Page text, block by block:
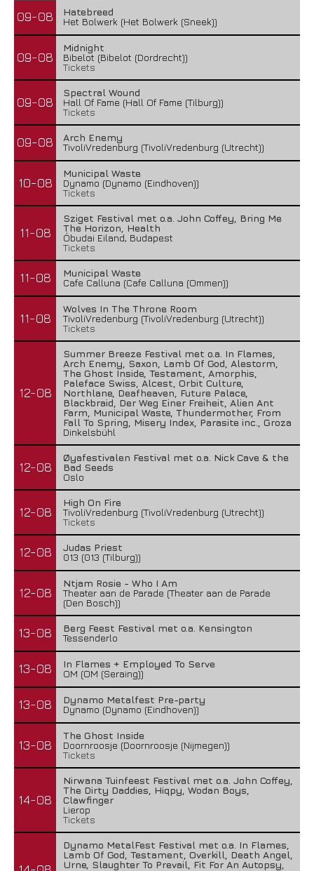
09-08
Hatebreed
Het Bolwerk (Het Bolwerk (Sneek))
09-08
Midnight
Bibelot (Bibelot (Dordrecht))
Tickets
09-08
Spectral Wound
Hall Of Fame (Hall Of Fame (Tilburg))
Tickets
09-08
Arch Enemy
TivoliVredenburg (TivoliVredenburg (Utrecht))
10-08
Municipal Waste
Dynamo (Dynamo (Eindhoven))
Tickets
11-08
Sziget Festival met o.a. John Coffey, Bring Me
The Horizon, Health
Óbudai Eiland, Budapest
Tickets
11-08
Municipal Waste
Cafe Calluna (Cafe Calluna (Ommen))
11-08
Wolves In The Throne Room
TivoliVredenburg (TivoliVredenburg (Utrecht))
Tickets
12-08
Summer Breeze Festival met o.a. In Flames,
Arch Enemy, Saxon, Lamb Of God, Alestorm,
The Ghost Inside, Testament, Amorphis,
Paleface Swiss, Alcest, Orbit Culture,
Northlane, Deafheaven, Future Palace,
Blackbraid, Der Weg Einer Freiheit, Alien Ant
Farm, Municipal Waste, Thundermother, From
Fall To Spring, Misery Index, Parasite inc., Groza
Dinkelsbühl
12-08
Øyafestivalen Festival met o.a. Nick Cave & the
Bad Seeds
Oslo
12-08
High On Fire
TivoliVredenburg (TivoliVredenburg (Utrecht))
Tickets
12-08
Judas Priest
013 (013 (Tilburg))
12-08
Ntjam Rosie - Who I Am
Theater aan de Parade (Theater aan de Parade
(Den Bosch))
13-08
Berg Feest Festival met o.a. Kensington
Tessenderlo
13-08
In Flames + Employed To Serve
OM (OM (Seraing))
13-08
Dynamo Metalfest Pre-party
Dynamo (Dynamo (Eindhoven))
13-08
The Ghost Inside
Doornroosje (Doornroosje (Nijmegen))
Tickets
14-08
Nirwana Tuinfeest Festival met o.a. John Coffey,
The Dirty Daddies, Hiqpy, Wodan Boys,
Clawfinger
Lierop
Tickets
Dynamo MetalFest Festival met o.a. In Flames,
Lamb Of God, Testament, Overkill, Death Angel,
Urne, Slaughter To Prevail, Fit For An Autopsy,